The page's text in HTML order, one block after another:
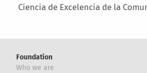
Ciencia de Excelencia de la
Foundation
Who we are